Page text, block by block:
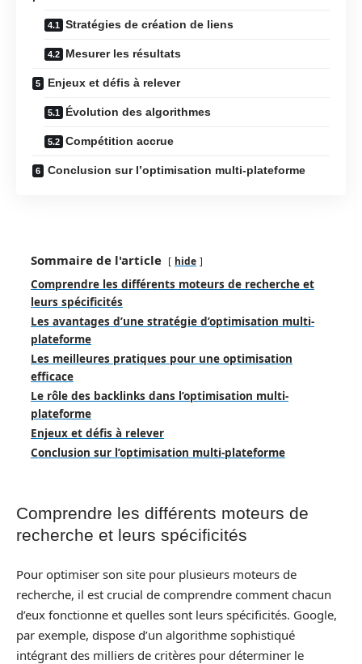
Stratégies de création de liens
Mesurer les résultats
Enjeux et défis à relever
Évolution des algorithmes
Compétition accrue
Conclusion sur l’optimisation multi-plateforme
Sommaire de l'article hide
Comprendre les différents moteurs de recherche et
leurs spécificités
Les avantages d’une stratégie d’optimisation multi-
plateforme
Les meilleures pratiques pour une optimisation
efficace
Le rôle des backlinks dans l’optimisation multi-
plateforme
Enjeux et défis à relever
Conclusion sur l’optimisation multi-plateforme
Comprendre les différents moteurs de
recherche et leurs spécificités
Pour optimiser son site pour plusieurs moteurs de
recherche, il est crucial de comprendre comment chacun
d’eux fonctionne et quelles sont leurs spécificités. Google,
par exemple, dispose d’un algorithme sophistiqué
intégrant des milliers de critères pour déterminer le